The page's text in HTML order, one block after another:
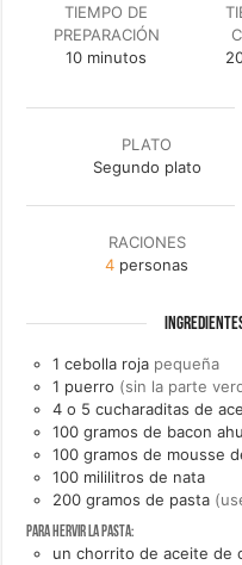
TIEMPO DE
PREPARACIÓN
10minutos
minutos
PLATO
Segundo plato
RACIONES
4 personas
1 cebolla roja pequeña
1 puerro (sin la parte
4 o 5 cucharaditas de
100 gramos de bacon
100 gramos de mousse
100 mililitros de nata
200 gramos de pasta
Para hervir la pasta:
un chorrito de aceite de